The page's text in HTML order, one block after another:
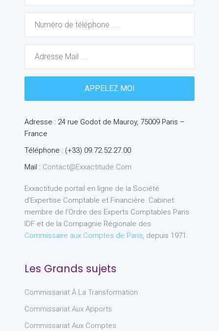
Adresse : 24 rue Godot de Mauroy, 75009 Paris –
France
Téléphone : (+33) 09.72.52.27.00
Mail : Contact@exxactitude.com
Exxactitude portail en ligne de la Société
d’Expertise Comptable et Financière. Cabinet
membre de l’Ordre des Experts Comptables Paris
IDF et de la Compagnie Régionale des
Commissaire aux Comptes de Paris, depuis 1971.
Les Grands sujets
Commissariat À La Transformation
Commissariat Aux Apports
Commissariat Aux Comptes